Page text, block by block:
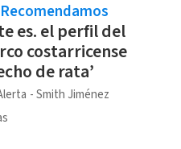
es. el perfil del
costarricense
de rata’
Smith Jiménez